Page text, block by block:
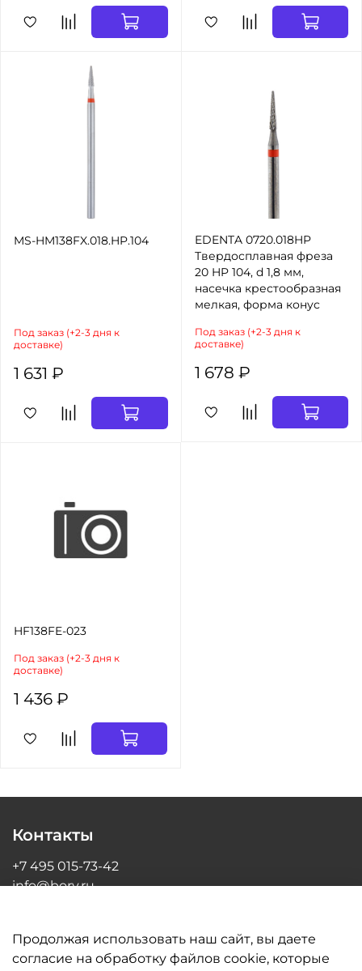
MS-HM138FX.018.HP.104
Под заказ (+2-3 дня к
доставке)
1 631 ₽
EDENTA 0720.018HP
Твердосплавная фреза
20 HP 104, d 1,8 мм,
насечка крестообразная
мелкая, форма конус
Под заказ (+2-3 дня к
доставке)
1 678 ₽
HF138FE-023
Под заказ (+2-3 дня к
доставке)
1 436 ₽
Контакты
+7 495 015-73-42
info@bory.ru
Продолжая использовать наш сайт, вы даете
согласие на обработку файлов cookie, которые